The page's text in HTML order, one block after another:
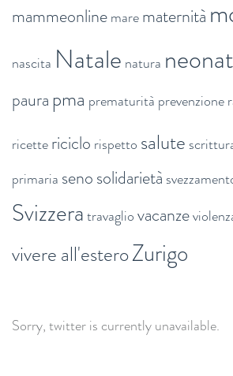
mammeonlinemarematernità
nascita Natale natura
paura pma prematurità prevenzione
ricettericiclo rispetto salute
primaria senosolidarietà
Svizzeratravagliovacanze
vivere all'esteroZurigo
Sorry, twitter is currently unavailable.